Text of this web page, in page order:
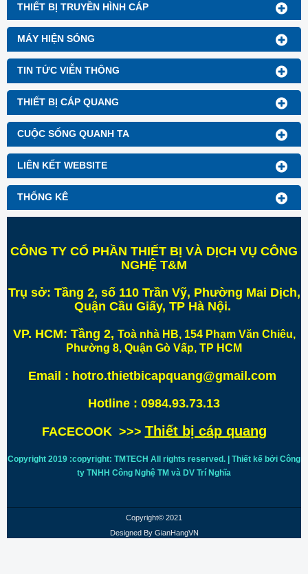
THIẾT BỊ TRUYỀN HÌNH CÁP
MÁY HIỆN SÓNG
TIN TỨC VIỄN THÔNG
THIẾT BỊ CÁP QUANG
CUỘC SỐNG QUANH TA
LIÊN KẾT WEBSITE
THỐNG KÊ
CÔNG TY CỔ PHẦN THIẾT BỊ VÀ DỊCH VỤ CÔNG
NGHỆ T&M
Trụ sở: Tầng 2, số 110 Trần Vỹ, Phường Mai Dịch,
Quận Cầu Giấy, TP Hà Nội.
VP. HCM: Tầng 2, Toà nhà HB, 154 Phạm Văn Chiêu,
Phường 8, Quận Gò Vấp, TP HCM
Email : hotro.thietbicapquang@gmail.com
Hotline : 0984.93.73.13
FACECOOK >>> Thiết bị cáp quang
Copyright 2019 :copyright: TMTECH All rights reserved. | Thiết kế bởi Công
ty TNHH Công Nghệ TM và DV Trí Nghĩa
Copyright© 2021
Designed By GianHangVN